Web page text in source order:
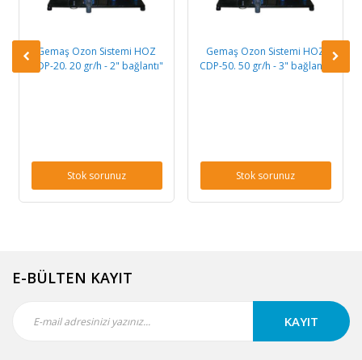
Gemaş Ozon Sistemi HOZ
20. 20 gr/h - 2" bağlantı"
Stok sorunuz
Gemaş Ozon Sistemi HOZ
CDP-50. 50 gr/h - 3" bağlantı"
Stok sorunuz
E-BÜLTEN KAYIT
KAYIT